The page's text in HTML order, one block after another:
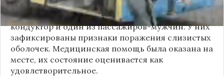
По предварительным данным, пострадали
кондуктор и один из пассажиров-мужчин. У них
зафиксированы признаки поражения слизистых
оболочек. Медицинская помощь была оказана на
месте, их состояние оценивается как
удовлетворительное.